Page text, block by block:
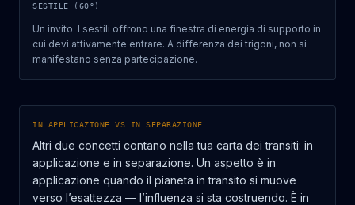
SESTILE (60°)
Un invito. I sestili offrono una finestra di energia di supporto in
cui devi attivamente entrare. A differenza dei trigoni, non si
manifestano senza partecipazione.
IN APPLICAZIONE VS IN SEPARAZIONE
Altri due concetti contano nella tua carta dei transiti: in
applicazione e in separazione. Un aspetto è in
applicazione quando il pianeta in transito si muove
verso l’esattezza — l’influenza si sta costruendo. È in